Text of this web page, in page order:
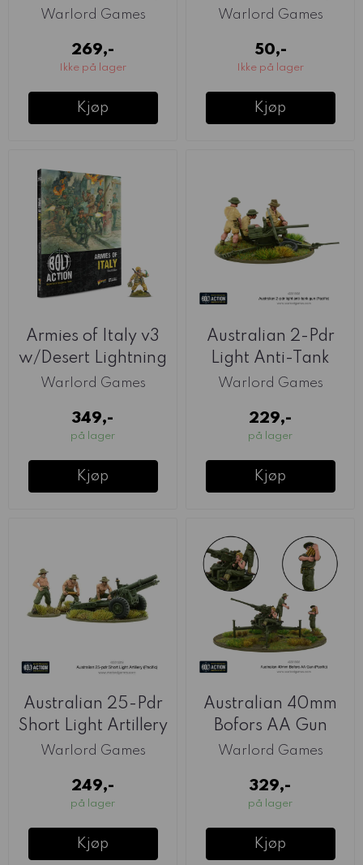
Warlord Games
269,-
Ikke på lager
Kjøp
Warlord Games
50,-
Ikke på lager
Kjøp
Armies of Italy v3
w/Desert Lightning
Miniature ...
Warlord Games
349,-
på lager
Kjøp
Australian 2-Pdr
Light Anti-Tank
Gun (Warlord)
Warlord Games
229,-
på lager
Kjøp
Australian 25-Pdr
Short Light Artillery
(Warlord)
Warlord Games
249,-
på lager
Kjøp
Australian 40mm
Bofors AA Gun
(Warlord)
Warlord Games
329,-
på lager
Kjøp